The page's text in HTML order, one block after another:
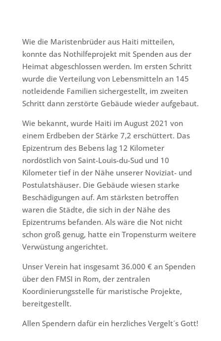
Wie die Maristenbrüder aus Haiti mitteilen,
konnte das Nothilfeprojekt mit Spenden aus der
Heimat abgeschlossen werden. Im ersten Schritt
wurde die Verteilung von Lebensmitteln an 145
notleidende Familien sichergestellt, im zweiten
Schritt dann zerstörte Gebäude wieder aufgebaut.
Wie bekannt, wurde Haiti im August 2021 von
einem Erdbeben der Stärke 7,2 erschüttert. Das
Epizentrum des Bebens lag 12 Kilometer
nordöstlich von Saint-Louis-du-Sud und 10
Kilometer tief in der Nähe unserer Noviziat- und
Postulatshäuser. Die Gebäude wiesen starke
Beschädigungen auf. Am stärksten betroffen
waren die Städte, die sich in der Nähe des
Epizentrums befanden. Als wäre die Not nicht
schon groß genug, hatte ein Tropensturm weitere
Verwüstung angerichtet.
Unser Verein hat insgesamt 36.000 € an Spenden
über den FMSI in Rom, der zentralen
Koordinierungsstelle für maristische Projekte,
bereitgestellt.
Allen Spendern dafür ein herzliches Vergelt´s Gott!